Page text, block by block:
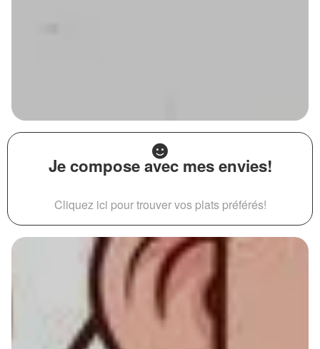
Je compose avec mes envies!
Cliquez ici pour trouver vos plats préférés!